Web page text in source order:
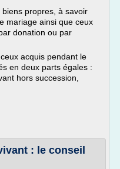
propres, à savoir
mariage ainsi que ceux
donation ou par
acquis pendant le
en deux parts égales :
hors succession,
: le conseil